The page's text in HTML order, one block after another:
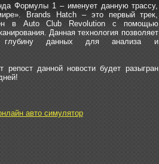
Формулы 1 – именует данную трассу,
Brands Hatch – это первый трек,
в Auto Club Revolution с помощью
Данная технология позволяет
глубину данных для анализа и
репост данной новости будет разыгран
авто симулятор